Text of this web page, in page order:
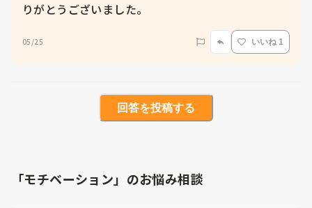
りがとうございました。
05/25 いいね 1
回答を投稿する
「モチベーション」のお悩み相談